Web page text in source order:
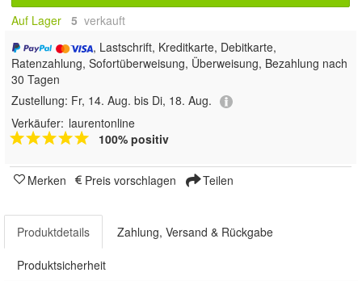
Auf Lager 5 verkauft
, Lastschrift, Kreditkarte, Debitkarte,
Ratenzahlung, Sofortüberweisung, Überweisung, Bezahlung nach
30 Tagen
Zustellung: Fr, 14. Aug. bis Di, 18. Aug.
Verkäufer: laurentonline
100% positiv
Merken Preis vorschlagen Teilen
Produktdetails Zahlung, Versand & Rückgabe
Produktsicherheit